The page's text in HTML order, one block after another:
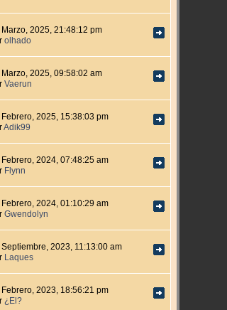
Marzo, 2025, 21:48:12 pm
olhado
Marzo, 2025, 09:58:02 am
Vaerun
Febrero, 2025, 15:38:03 pm
Adik99
Febrero, 2024, 07:48:25 am
Flynn
Febrero, 2024, 01:10:29 am
Gwendolyn
Septiembre, 2023, 11:13:00 am
Laques
Febrero, 2023, 18:56:21 pm
¿El?